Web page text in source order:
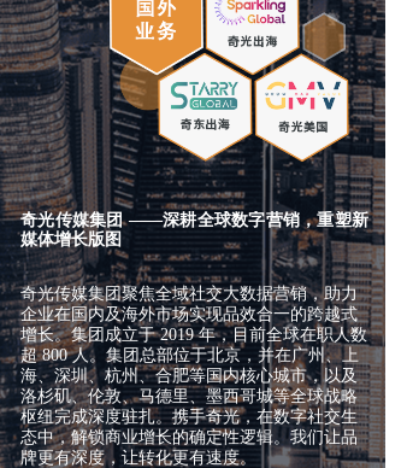
奇光传媒集团 ——深耕全球数字营销，重塑新
媒体增长版图
奇光传媒集团聚焦全域社交大数据营销，助力
企业在国内及海外市场实现品效合一的跨越式
增长。集团成立于 2019 年，目前全球在职人数
超 800 人。集团总部位于北京，并在广州、上
海、深圳、杭州、合肥等国内核心城市，以及
洛杉矶、伦敦、马德里、墨西哥城等全球战略
枢纽完成深度驻扎。携手奇光，在数字社交生
态中，解锁商业增长的确定性逻辑。我们让品
牌更有深度，让转化更有速度。